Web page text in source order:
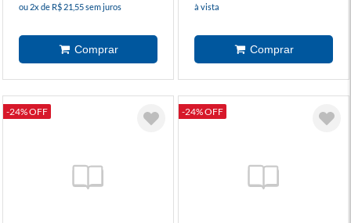
ou 2x de R$ 21,55 sem juros à vista
-24% OFF -24% OFF